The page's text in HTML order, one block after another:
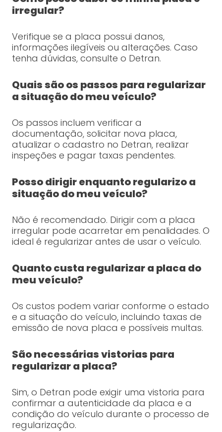
irregular?
Verifique se a placa possui danos,
informações ilegíveis ou alterações. Caso
tenha dúvidas, consulte o Detran.
Quais são os passos para regularizar
a situação do meu veículo?
Os passos incluem verificar a
documentação, solicitar nova placa,
atualizar o cadastro no Detran, realizar
inspeções e pagar taxas pendentes.
Posso dirigir enquanto regularizo a
situação do meu veículo?
Não é recomendado. Dirigir com a placa
irregular pode acarretar em penalidades. O
ideal é regularizar antes de usar o veículo.
Quanto custa regularizar a placa do
meu veículo?
Os custos podem variar conforme o estado
e a situação do veículo, incluindo taxas de
emissão de nova placa e possíveis multas.
São necessárias vistorias para
regularizar a placa?
Sim, o Detran pode exigir uma vistoria para
confirmar a autenticidade da placa e a
condição do veículo durante o processo de
regularização.